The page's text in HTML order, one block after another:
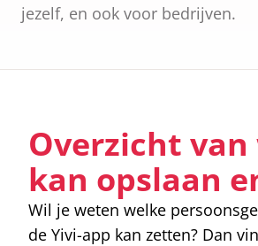
jezelf, en ook voor bedrijven.
Overzicht
kan opslaan
Wil je weten welke
de Yivi-app kan zetten? Dan